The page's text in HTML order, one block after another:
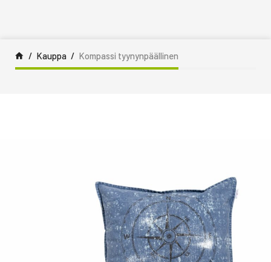
Kauppa Kompassi tyynynpäällinen